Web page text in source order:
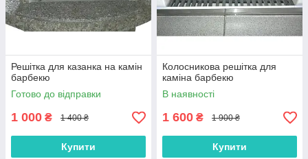
Решітка для казанка на камін
барбекю
Готово до відправки
1 000 ₴ 1 400 ₴
Купити
Колосникова решітка для
каміна барбекю
В наявності
1 600 ₴ 1 900 ₴
Купити